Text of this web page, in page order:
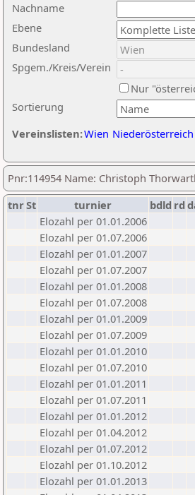
Nachname
Ebene
Sortierung
Bundesland
Spgem./Kreis/Verein
Nur
Vereinslisten:Wien Niederösterreich
Pnr:114954 Name: Christoph
tnrSt turnier bdld rd
Elozahl per 01.01.2006
Elozahl per 01.07.2006
Elozahl per 01.01.2007
Elozahl per 01.07.2007
Elozahl per 01.01.2008
Elozahl per 01.07.2008
Elozahl per 01.01.2009
Elozahl per 01.07.2009
Elozahl per 01.01.2010
Elozahl per 01.07.2010
Elozahl per 01.01.2011
Elozahl per 01.07.2011
Elozahl per 01.01.2012
Elozahl per 01.04.2012
Elozahl per 01.07.2012
Elozahl per 01.10.2012
Elozahl per 01.01.2013